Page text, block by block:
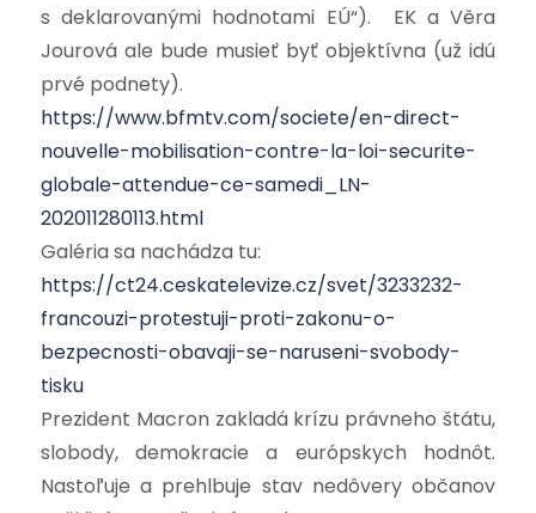
s deklarovanými hodnotami EÚ“). EK a Věra
Jourová ale bude musieť byť objektívna (už idú
prvé podnety).
https://www.bfmtv.com/societe/en-direct-
nouvelle-mobilisation-contre-la-loi-securite-
globale-attendue-ce-samedi_LN-
202011280113.html
Galéria sa nachádza tu:
https://ct24.ceskatelevize.cz/svet/3233232-
francouzi-protestuji-proti-zakonu-o-
bezpecnosti-obavaji-se-naruseni-svobody-
tisku
Prezident Macron zakladá krízu právneho štátu,
slobody, demokracie a európskych hodnôt.
Nastoľuje a prehlbuje stav nedôvery občanov